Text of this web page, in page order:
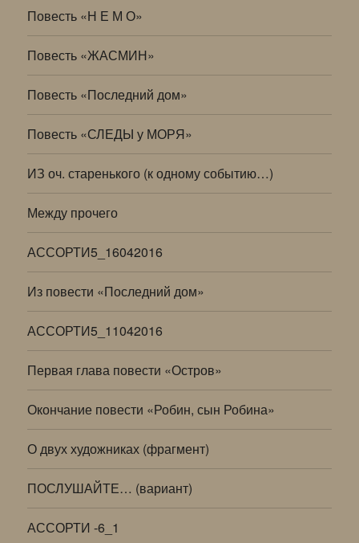
Повесть «Н Е М О»
Повесть «ЖАСМИН»
Повесть «Последний дом»
Повесть «СЛЕДЫ у МОРЯ»
ИЗ оч. старенького (к одному событию…)
Между прочего
АССОРТИ5_16042016
Из повести «Последний дом»
АССОРТИ5_11042016
Первая глава повести «Остров»
Окончание повести «Робин, сын Робина»
О двух художниках (фрагмент)
ПОСЛУШАЙТЕ… (вариант)
АССОРТИ -6_1